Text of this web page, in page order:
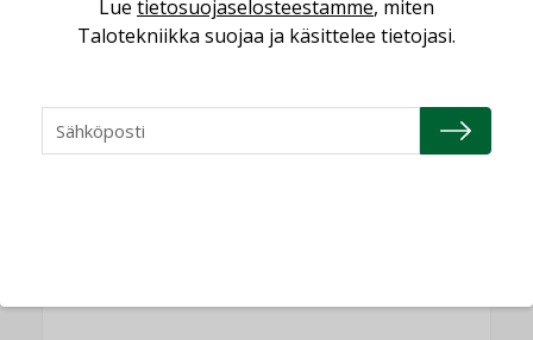
KOLUMNI
jämähtänyt ajassa paikalleen
MIELIPIDE
Lue tietosuojaselosteestamme, miten
Talotekniikka suojaa ja käsittelee tietojasi.